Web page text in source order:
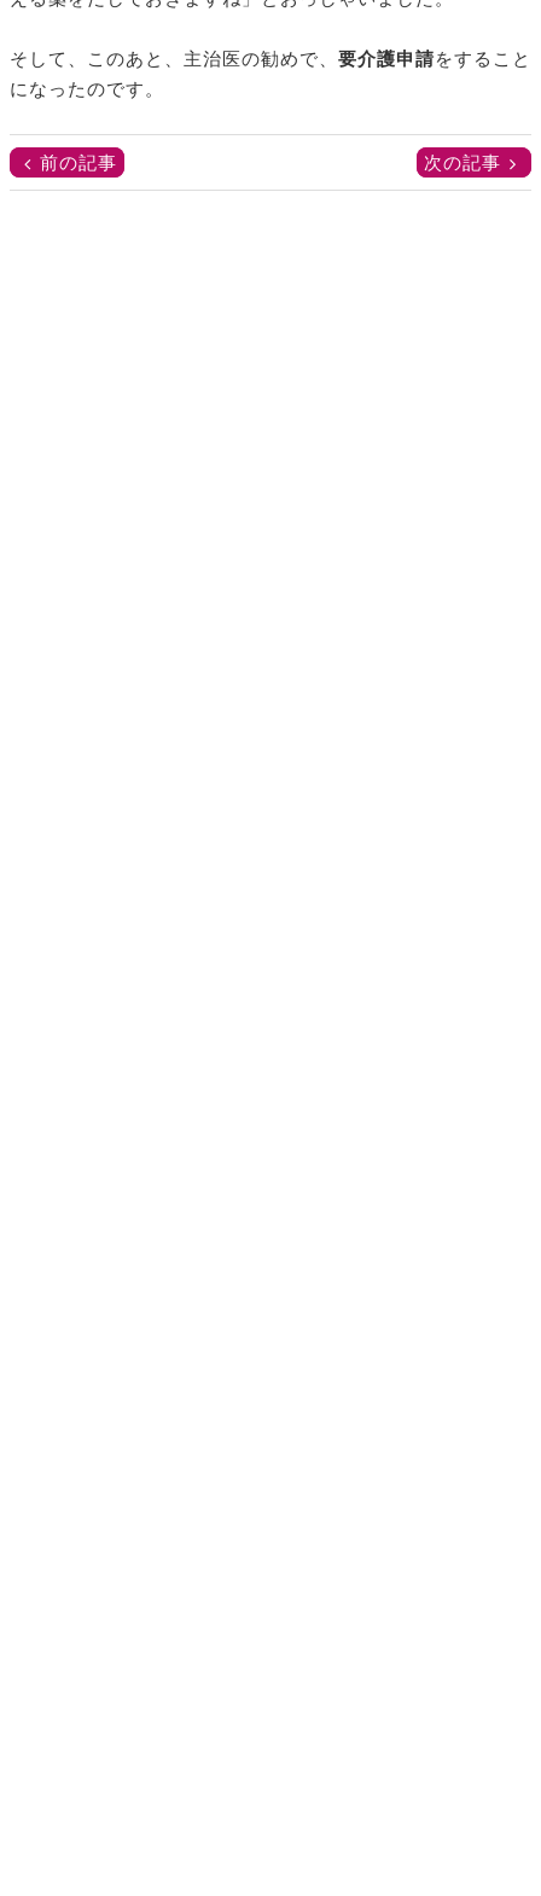
そして、このあと、主治医の勧めで、 要介護申請をすること
になったのです。
次の記事
前の記事